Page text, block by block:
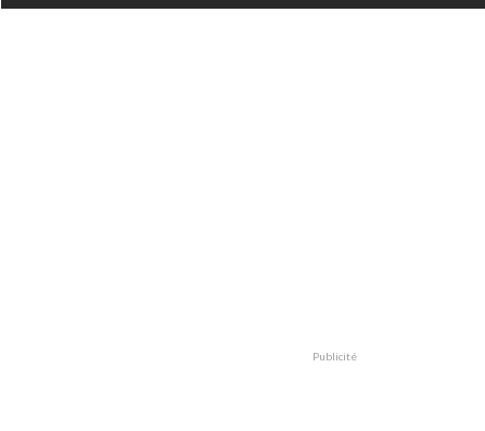
Publicité